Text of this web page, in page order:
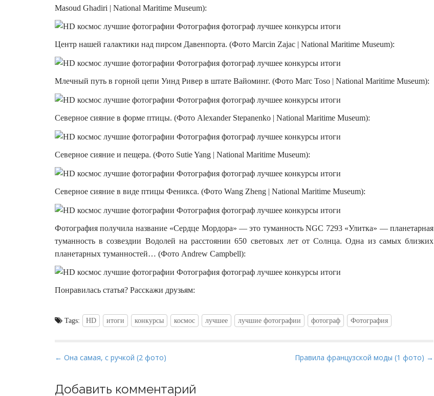
Masoud Ghadiri | National Maritime Museum):
Центр нашей галактики над пирсом Давенпорта. (Фото Marcin Zajac | National Maritime Museum):
Млечный путь в горной цепи Уинд Ривер в штате Вайоминг. (Фото Marc Toso | National Maritime Museum):
Северное сияние в форме птицы. (Фото Alexander Stepanenko | National Maritime Museum):
Северное сияние и пещера. (Фото Sutie Yang | National Maritime Museum):
Северное сияние в виде птицы Феникса. (Фото Wang Zheng | National Maritime Museum):
Фотография получила название «Сердце Мордора» — это туманность NGC 7293 «Улитка» — планетарная
туманность в созвездии Водолей на расстоянии 650 световых лет от Солнца. Одна из самых близких
планетарных туманностей… (Фото Andrew Campbell):
Понравилась статья? Расскажи друзьям:
Tags: HD итоги конкурсы космос лучшее лучшие фотографии фотограф Фотография
P
s
← Она самая, с ручкой (2 фото) Правила французской моды (1 фото) →
Добавить комментарий